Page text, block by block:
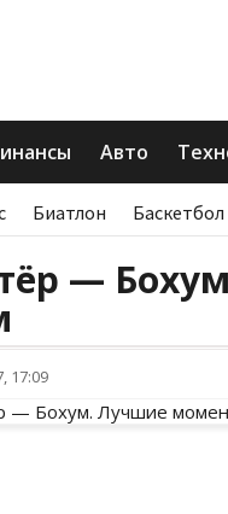
Авто
Биатлон Баскетбол
—
17:09